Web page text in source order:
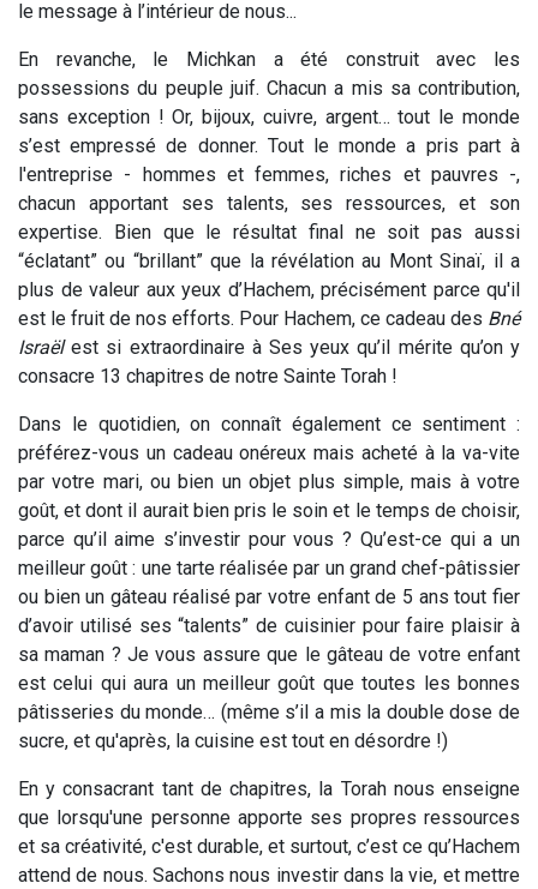
le message à l’intérieur de nous...
En revanche, le Michkan a été construit avec les
possessions du peuple juif. Chacun a mis sa contribution,
sans exception ! Or, bijoux, cuivre, argent… tout le monde
s’est empressé de donner. Tout le monde a pris part à
l'entreprise - hommes et femmes, riches et pauvres -,
chacun apportant ses talents, ses ressources, et son
expertise. Bien que le résultat final ne soit pas aussi
“éclatant” ou “brillant” que la révélation au Mont Sinaï, il a
plus de valeur aux yeux d’Hachem, précisément parce qu'il
est le fruit de nos efforts. Pour Hachem, ce cadeau des Bné
Israëlest si extraordinaire à Ses yeux qu’il mérite qu’on y
consacre 13 chapitres de notre Sainte Torah !
Dans le quotidien, on connaît également ce sentiment :
préférez-vous un cadeau onéreux mais acheté à la va-vite
par votre mari, ou bien un objet plus simple, mais à votre
goût, et dont il aurait bien pris le soin et le temps de choisir,
parce qu’il aime s’investir pour vous ? Qu’est-ce qui a un
meilleur goût : une tarte réalisée par un grand chef-pâtissier
ou bien un gâteau réalisé par votre enfant de 5 ans tout fier
d’avoir utilisé ses “talents” de cuisinier pour faire plaisir à
sa maman ? Je vous assure que le gâteau de votre enfant
est celui qui aura un meilleur goût que toutes les bonnes
pâtisseries du monde… (même s’il a mis la double dose de
sucre, et qu'après, la cuisine est tout en désordre !)
En y consacrant tant de chapitres, la Torah nous enseigne
que lorsqu'une personne apporte ses propres ressources
et sa créativité, c'est durable, et surtout, c’est ce qu’Hachem
attend de nous. Sachons nous investir dans la vie, et mettre